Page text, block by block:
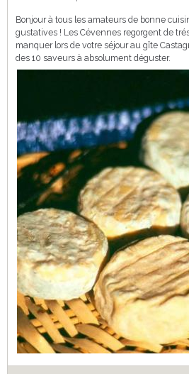
Bonjour à tous les amateurs de bonne
gustatives ! Les Cévennes regorgent de
manquer lors de votre séjour au gîte
des 10 saveurs à absolument déguster.